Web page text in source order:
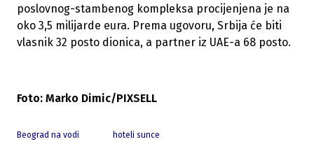
poslovnog-stambenog kompleksa procijenjena je na
oko 3,5 milijarde eura. Prema ugovoru, Srbija će biti
vlasnik 32 posto dionica, a partner iz UAE-a 68 posto.
Foto: Marko Dimic/PIXSELL
Beograd na vodi hoteli sunce